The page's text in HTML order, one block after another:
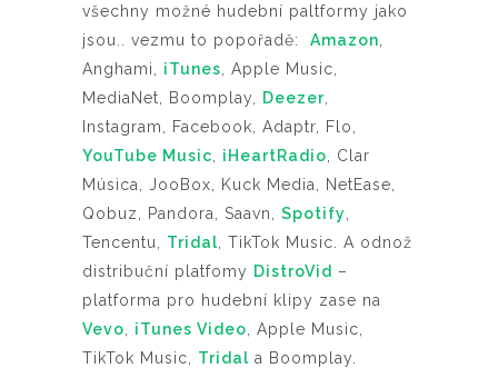
všechny možné hudební paltformy jako
jsou.. vezmu to popořadě: Amazon
Anghami, iTunes , Apple Music,
MediaNet, Boomplay,
Deezer
Instagram, Facebook, Adaptr, Flo,
YouTube Music
iHeartRadio , Clar
Música, JooBox, Kuck Media, NetEase,
Qobuz, Pandora, Saavn, Spotify
Tencentu, Tridal , TikTok Music. A odnož
distribuční platfomy DistroVid –
platforma pro hudební klipy zase na
Vevo
iTunes Video , Apple Music,
TikTok Music, Tridal a Boomplay.